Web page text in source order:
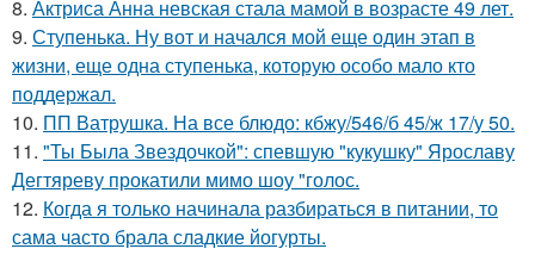
8. Актриса Анна невская стала мамой в возрасте 49 лет.
9. Ступенька. Ну вот и начался мой еще один этап в
жизни, еще одна ступенька, которую особо мало кто
поддержал.
10. ПП Ватрушка. На все блюдо: кбжу/546/б 45/ж 17/у 50.
11. "Ты Была Звездочкой": спевшую "кукушку" Ярославу
Дегтяреву прокатили мимо шоу "голос.
12. Когда я только начинала разбираться в питании, то
сама часто брала сладкие йогурты.